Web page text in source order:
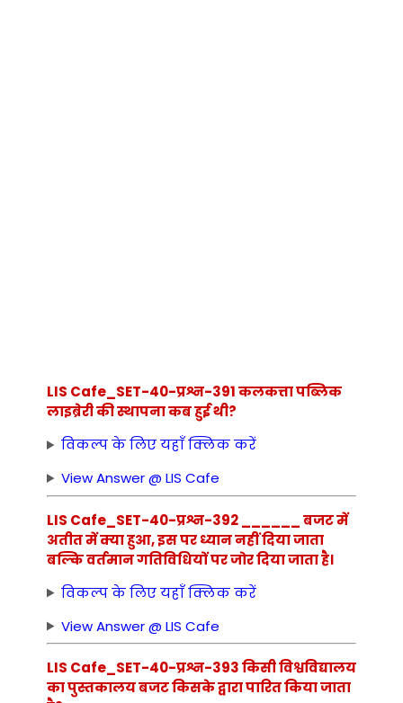
LIS Cafe_SET-40-प्रश्न-391 कलकत्ता पब्लिक
लाइब्रेरी की स्थापना कब हुई थी?
विकल्प के लिए यहाँ क्लिक करें
View Answer @ LIS Cafe
LIS Cafe_SET-40-प्रश्न-392 ______ बजट में
अतीत में क्या हुआ, इस पर ध्यान नहीं दिया जाता
बल्कि वर्तमान गतिविधियों पर जोर दिया जाता है।
विकल्प के लिए यहाँ क्लिक करें
View Answer @ LIS Cafe
LIS Cafe_SET-40-प्रश्न-393 किसी विश्वविद्यालय
का पुस्तकालय बजट किसके द्वारा पारित किया जाता